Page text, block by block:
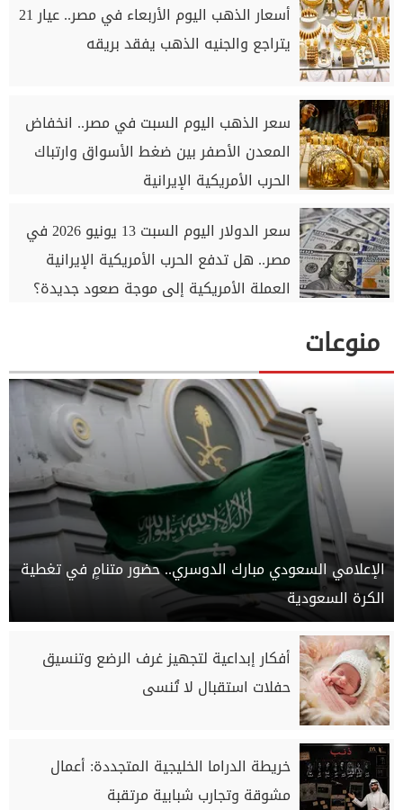
أسعار الذهب اليوم الأربعاء في مصر.. عيار 21
يتراجع والجنيه الذهب يفقد بريقه
سعر الذهب اليوم السبت في مصر.. انخفاض
المعدن الأصفر بين ضغط الأسواق وارتباك
الحرب الأمريكية الإيرانية
سعر الدولار اليوم السبت 13 يونيو 2026 في
مصر.. هل تدفع الحرب الأمريكية الإيرانية
العملة الأمريكية إلى موجة صعود جديدة؟
منوعات
الإعلامي السعودي مبارك الدوسري.. حضور متنامٍ في تغطية
الكرة السعودية
أفكار إبداعية لتجهيز غرف الرضع وتنسيق
حفلات استقبال لا تُنسى
خريطة الدراما الخليجية المتجددة: أعمال
مشوقة وتجارب شبابية مرتقبة